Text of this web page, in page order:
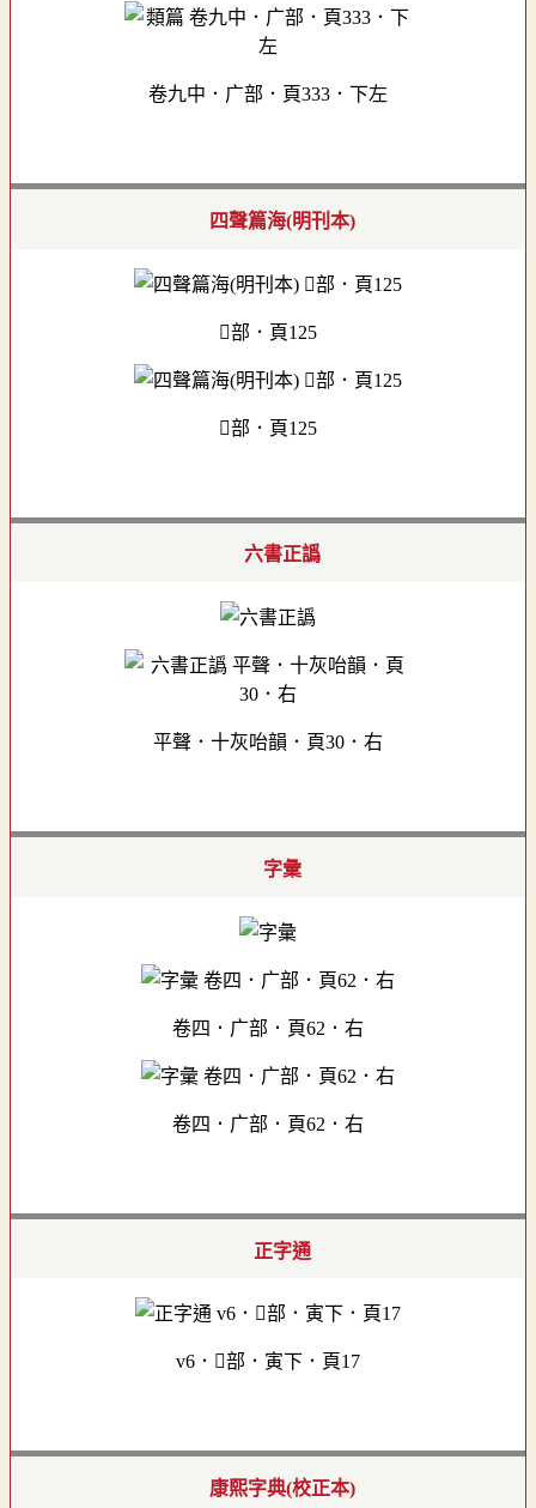
卷九中．广部．頁333．下左
四聲篇海(明刊本)
部．頁125
部．頁125
六書正譌
平聲．十灰咍韻．頁30．右
字彙
卷四．广部．頁62．右
卷四．广部．頁62．右
正字通
v6．部．寅下．頁17
康熙字典(校正本)